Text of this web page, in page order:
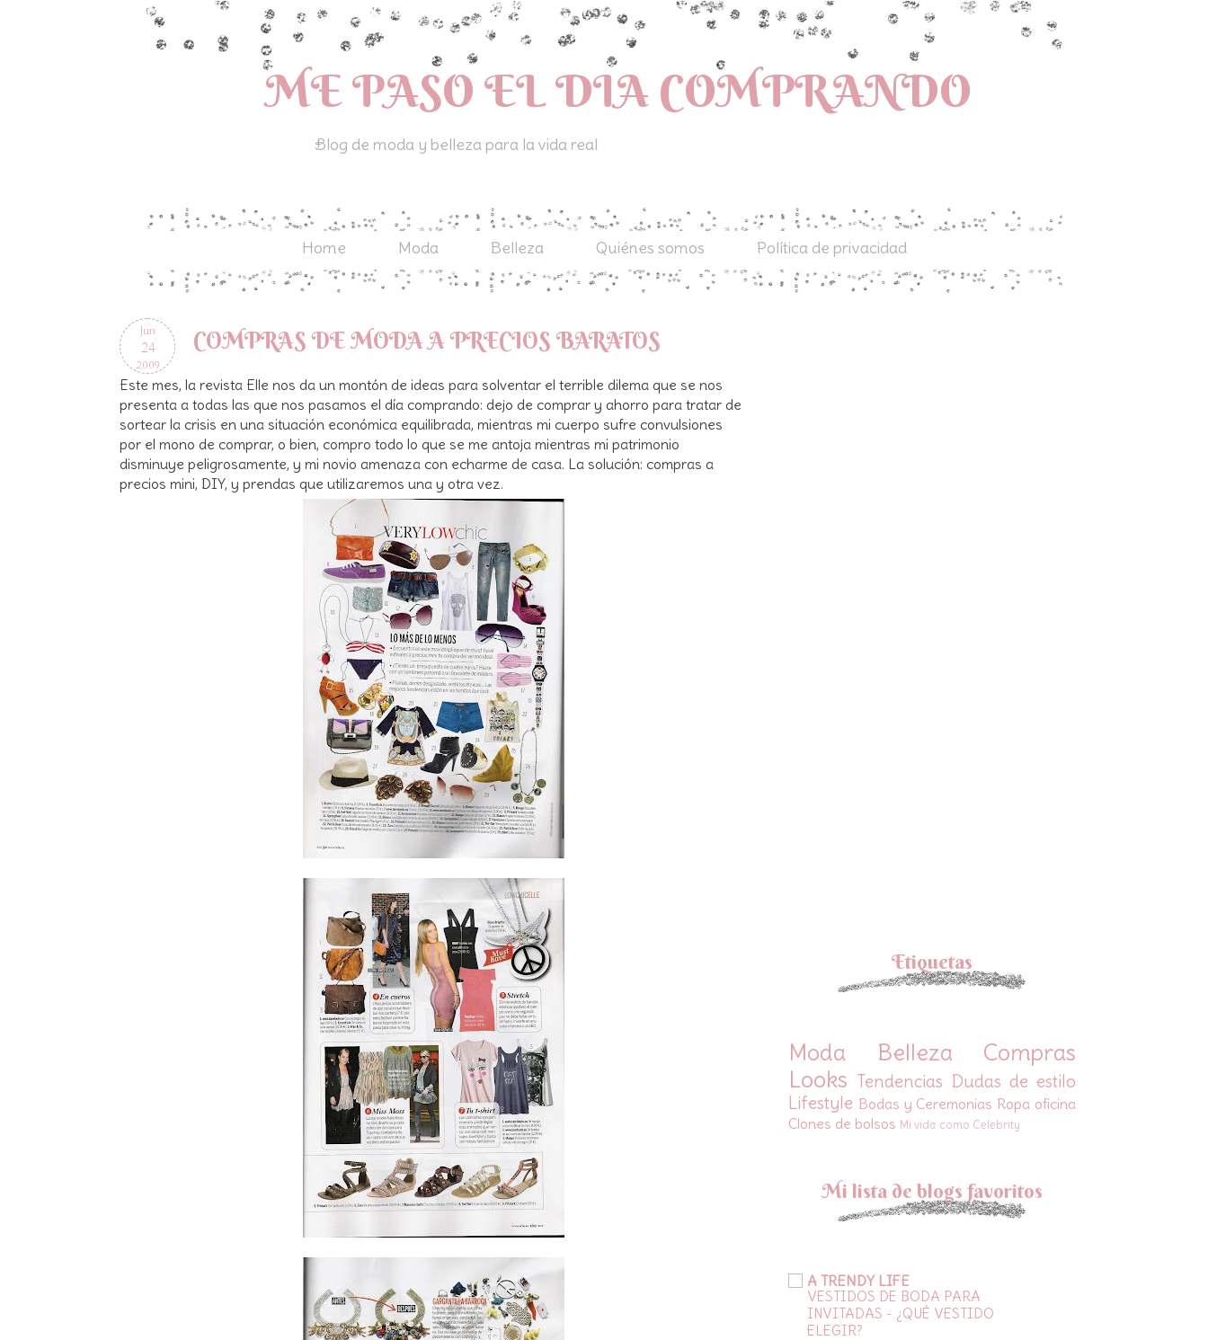
ME PASO EL DIA COMPRANDO
Blog de moda y belleza para la vida real
Home Moda Belleza Quiénes somos Política de privacidad
Jun
24
2009
COMPRAS DE MODA A PRECIOS BARATOS
Este mes, la revista Elle nos da un montón de ideas para solventar el terrible dilema que se nos
presenta a todas las que nos pasamos el día comprando: dejo de comprar y ahorro para tratar de
sortear la crisis en una situación económica equilibrada, mientras mi cuerpo sufre convulsiones
por el mono de comprar, o bien, compro todo lo que se me antoja mientras mi patrimonio
disminuye peligrosamente, y mi novio amenaza con echarme de casa. La solución: compras a
precios mini, DIY, y prendas que utilizaremos una y otra vez.
Etiquetas
Moda Belleza
Compras
Looks Tendencias Dudas de estilo
Lifestyle Bodas y Ceremonias Ropa oficina
Clones de bolsos Mi vida como Celebrity
Mi lista de blogs favoritos
A TRENDY LIFE
VESTIDOS DE BODA PARA
INVITADAS - ¿QUÉ VESTIDO
ELEGIR?